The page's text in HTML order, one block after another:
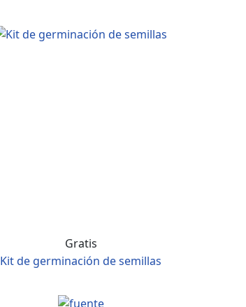
Gratis
Kit de germinación de semillas